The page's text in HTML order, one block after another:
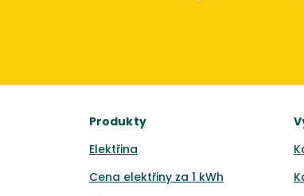
Produkty
Elektřina
Cena elektřiny za 1 kWh